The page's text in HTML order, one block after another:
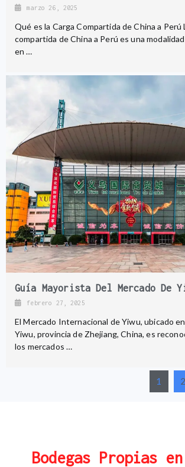
marzo 26, 2025
Qué es la Carga Compartida de China a Perú
compartida de China a Perú es una
en …
Guía Mayorista Del Mercado De
febrero 27, 2025
El Mercado Internacional de Yiwu, ubicado
Yiwu, provincia de Zhejiang, China, es
los mercados …
1 2
Bodegas Propias